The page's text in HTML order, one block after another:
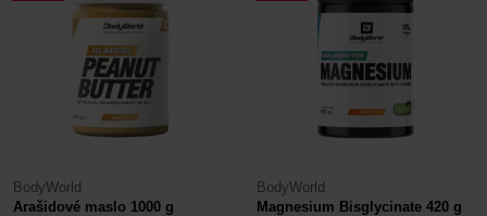
BodyWorld
Arašidové maslo 1000 g
BodyWorld
Magnesium Bisglycinate 420 g